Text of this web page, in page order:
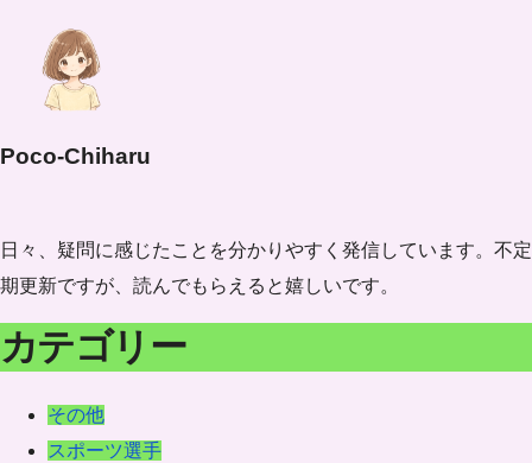
Poco-Chiharu
日々、疑問に感じたことを分かりやすく発信しています。不定
期更新ですが、読んでもらえると嬉しいです。
カテゴリー
その他
スポーツ選手